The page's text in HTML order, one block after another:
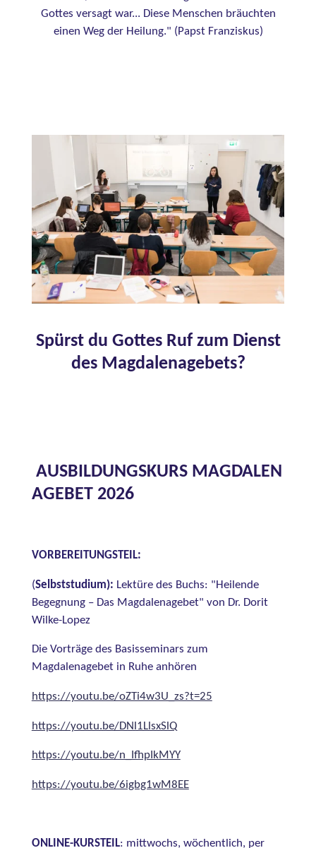
Gottes versagt war... Diese Menschen bräuchten
einen Weg der Heilung." (Papst Franziskus)
Spürst du Gottes Ruf zum Dienst
des Magdalenagebets?
AUSBILDUNGSKURS MAGDALEN
AGEBET 2026
VORBEREITUNGSTEIL:
(Selbststudium): Lektüre des Buchs: "Heilende
Begegnung – Das Magdalenagebet" von Dr. Dorit
Wilke-Lopez
Die Vorträge des Basisseminars zum
Magdalenagebet in Ruhe anhören
https://youtu.be/oZTi4w3U_zs?t=25
https://youtu.be/DNl1LlsxSlQ
https://youtu.be/n_IfhpIkMYY
https://youtu.be/6igbg1wM8EE
ONLINE-KURSTEIL: mittwochs, wöchentlich, per